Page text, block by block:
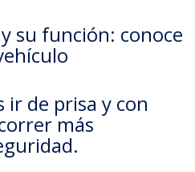
su función: conoce
ir de prisa y con
más